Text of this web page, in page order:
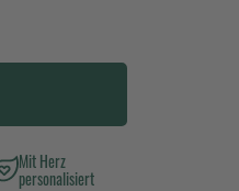
Mit Herz
personalisiert